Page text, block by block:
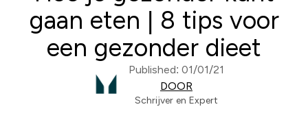
gaan eten | 8 tips voor
een gezonder dieet
Published: 01/01/21
DOOR
Schrijver en Expert